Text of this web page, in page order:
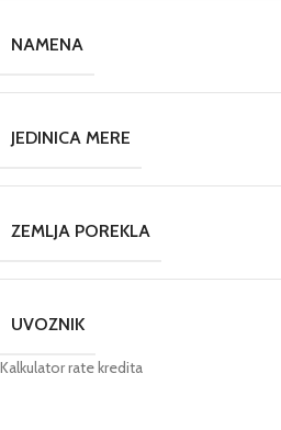
NAMENA
JEDINICA MERE
ZEMLJA POREKLA
UVOZNIK
Kalkulator rate kredita